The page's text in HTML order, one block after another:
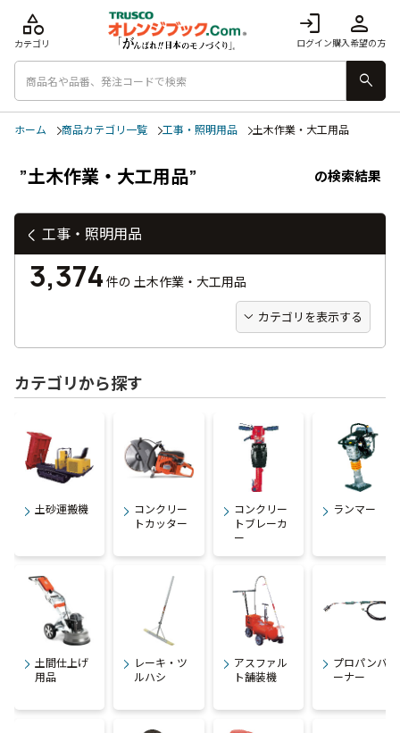
login
ログイン
person
購入希望の方
category
カテゴリ
search
ホーム 商品カテゴリ一覧 工事・照明用品 土木作業・大工用品
”土木作業・大工用品” の検索結果
カテゴリから探す
土砂運搬機
コンクリー
トカッター
コンクリー
トブレーカ
ー
ランマー
土間仕上げ
用品
レーキ・ツ
ルハシ
アスファル
ト舗装機
プロパンバ
ーナー
工事・照明用品
3,374 件の 土木作業・大工用品
カテゴリを表示する